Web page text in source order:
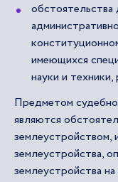
обстоятельства
имеющихся
науки и техники,
Предметом
являются
землеустройством,
землеустройства,
землеустройства